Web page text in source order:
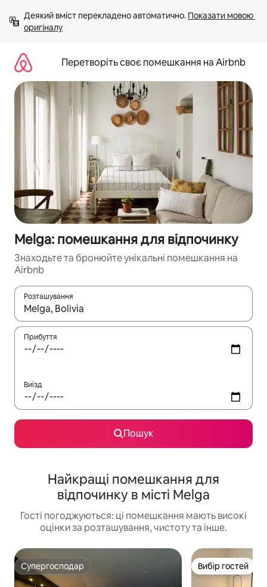
вмісту
Деякий вміст перекладено автоматично. Показати мовою
оригіналу
Перетворіть своє помешкання на Airbnb
Melga: помешкання для відпочинку
Знаходьте та бронюйте унікальні помешкання на
Airbnb
Розташування
Отримавши результати пошуку, використовуйте для
Прибуття
Виїзд
Пошук
Найкращі помешкання для
відпочинку в місті Melga
Гості погоджуються: ці помешкання мають високі
оцінки за розташування, чистоту та інше.
Супергосподар
Супергосподар Вибір гостей
Вибір гостей